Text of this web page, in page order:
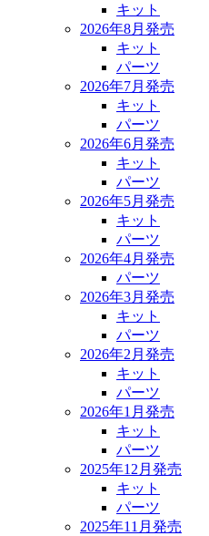
キット
2026年8月発売
キット
パーツ
2026年7月発売
キット
パーツ
2026年6月発売
キット
パーツ
2026年5月発売
キット
パーツ
2026年4月発売
パーツ
2026年3月発売
キット
パーツ
2026年2月発売
キット
パーツ
2026年1月発売
キット
パーツ
2025年12月発売
キット
パーツ
2025年11月発売